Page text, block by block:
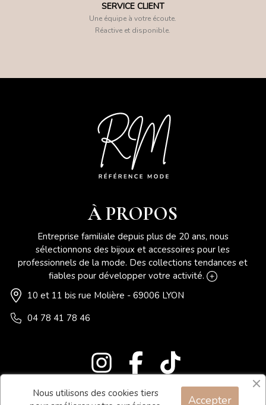
SERVICE CLIENT
Une équipe à votre écoute.
Réactive et disponible.
À PROPOS
Entreprise familiale depuis plus de 20 ans, nous
sélectionnons des bijoux et accessoires pour les
professionnels de la mode. Des collections tendances et
fiables pour développer votre activité.
10 et 11 bis rue Molière - 69006 LYON
04 78 41 78 46
Blog
Nous utilisons des cookies tiers
Accepter